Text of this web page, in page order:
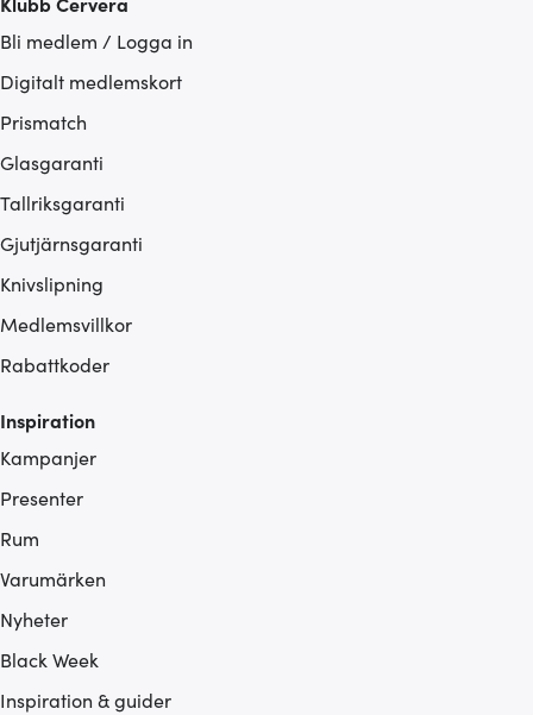
Bli medlem / Logga in
Digitalt medlemskort
Prismatch
Glasgaranti
Tallriksgaranti
Gjutjärnsgaranti
Knivslipning
Medlemsvillkor
Rabattkoder
Inspiration
Kampanjer
Presenter
Rum
Varumärken
Nyheter
Black Week
Inspiration & guider